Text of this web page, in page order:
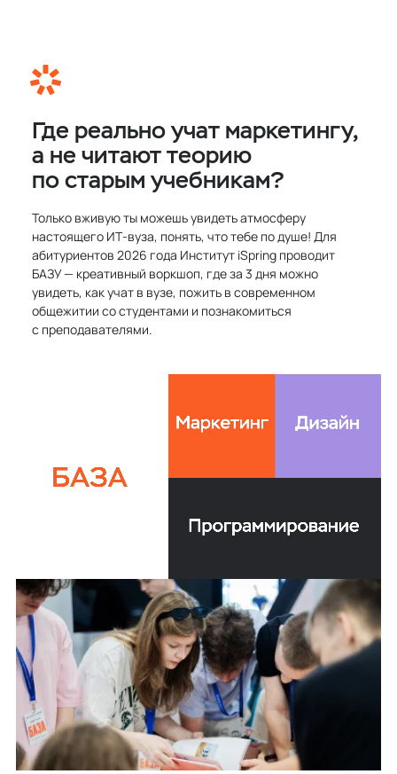
Где реально учат маркетингу,
а не читают теорию
по старым учебникам?
Только вживую ты можешь увидеть атмосферу
настоящего ИТ‑вуза, понять, что тебе по душе! Для
абитуриентов 2026 года Институт iSpring проводит
БАЗУ — креативный воркшоп, где за 3 дня можно
увидеть, как учат в вузе, пожить в современном
общежитии со студентами и познакомиться
с преподавателями.